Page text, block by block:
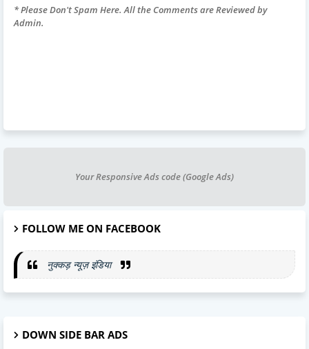
* Please Don't Spam Here. All the Comments are Reviewed by
Admin.
Your Responsive Ads code (Google Ads)
FOLLOW ME ON FACEBOOK
नुक्कड़ न्यूज़ इंडिया
DOWN SIDE BAR ADS